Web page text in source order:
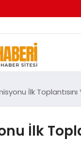
İlk Toplantısını
İlk